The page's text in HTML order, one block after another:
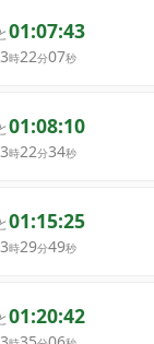
01:20:42
01:07:43
時22分07秒
01:08:10
時22分34秒
01:15:25
時29分49秒